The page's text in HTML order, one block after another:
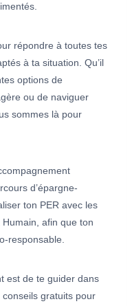
répondre à toutes tes
à ta situation. Qu’il
options de
ou de naviguer
sommes là pour
d’épargne-
ton PER avec les
afin que ton
responsable.
est de te guider dans
conseils gratuits pour